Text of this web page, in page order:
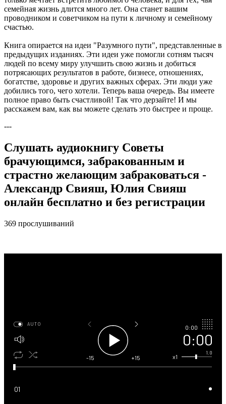
семейная жизнь длится много лет. Она станет вашим
проводником и советчиком на пути к личному и семейному
счастью.
Книга опирается на идеи "Разумного пути", представленные в
предыдущих изданиях. Эти идеи уже помогли сотням тысяч
людей по всему миру улучшить свою жизнь и добиться
потрясающих результатов в работе, бизнесе, отношениях,
богатстве, здоровье и других важных сферах. Эти люди уже
добились того, чего хотели. Теперь ваша очередь. Вы имеете
полное право быть счастливой! Так что дерзайте! И мы
расскажем вам, как вы можете сделать это быстрее и проще.
---
Слушать аудиокнигу Советы
брачующимся, забракованным и
страстно желающим забраковаться -
Александр Свияш, Юлия Свияш
онлайн бесплатно и без регистрации
369 прослушиваний
0:00
0:00
1.0
x1
-15 +15
AUTO
01